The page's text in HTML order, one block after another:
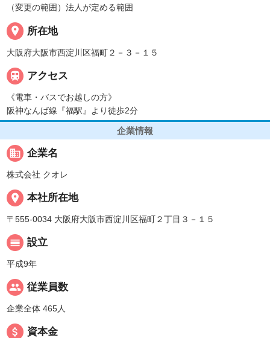
（変更の範囲）法人が定める範囲
place 所在地
大阪府大阪市西淀川区福町２－３－１５
 アクセス
《電車・バスでお越しの方》
阪神なんば線『福駅』より徒歩2分
企業情報
business 企業名
株式会社 クオレ
place 本社所在地
〒555-0034 大阪府大阪市西淀川区福町２丁目３－１５
calendar_view_day 設立
平成9年
people 従業員数
企業全体 465人
attach_money 資本金